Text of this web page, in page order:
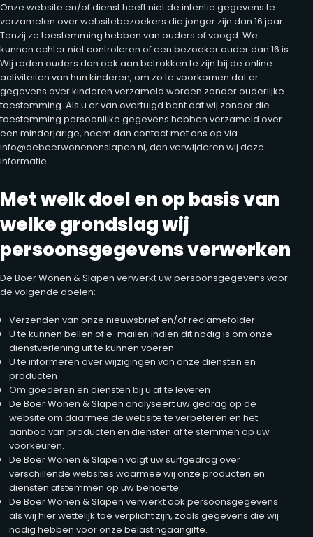
Onze website en/of dienst heeft niet de intentie gegevens te
verzamelen over websitebezoekers die jonger zijn dan 16 jaar.
Tenzij ze toestemming hebben van ouders of voogd. We
kunnen echter niet controleren of een bezoeker ouder dan 16 is.
Wij raden ouders dan ook aan betrokken te zijn bij de online
activiteiten van hun kinderen, om zo te voorkomen dat er
gegevens over kinderen verzameld worden zonder ouderlijke
toestemming. Als u er van overtuigd bent dat wij zonder die
toestemming persoonlijke gegevens hebben verzameld over
een minderjarige, neem dan contact met ons op via
info@deboerwonenenslapen.nl, dan verwijderen wij deze
informatie.
Met welk doel en op basis van
welke grondslag wij
persoonsgegevens verwerken
De Boer Wonen & Slapen verwerkt uw persoonsgegevens voor
de volgende doelen:
Verzenden van onze nieuwsbrief en/of reclamefolder
U te kunnen bellen of e-mailen indien dit nodig is om onze
dienstverlening uit te kunnen voeren
U te informeren over wijzigingen van onze diensten en
producten
Om goederen en diensten bij u af te leveren
De Boer Wonen & Slapen analyseert uw gedrag op de
website om daarmee de website te verbeteren en het
aanbod van producten en diensten af te stemmen op uw
voorkeuren.
De Boer Wonen & Slapen volgt uw surfgedrag over
verschillende websites waarmee wij onze producten en
diensten afstemmen op uw behoefte.
De Boer Wonen & Slapen verwerkt ook persoonsgegevens
als wij hier wettelijk toe verplicht zijn, zoals gegevens die wij
nodig hebben voor onze belastingaangifte.